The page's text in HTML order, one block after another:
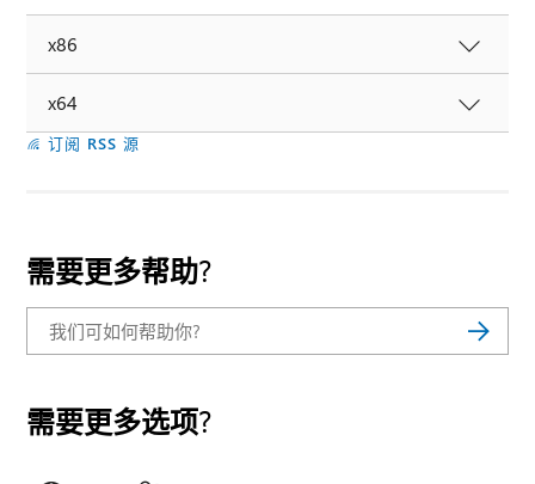
x86
x64
订阅 RSS 源
需要更多帮助?
需要更多选项?